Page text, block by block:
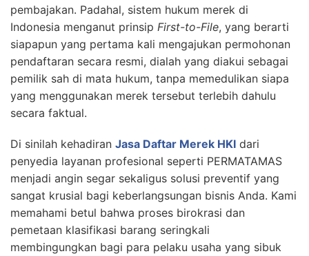
pembajakan. Padahal, sistem hukum merek di
Indonesia menganut prinsip First-to-File, yang berarti
siapapun yang pertama kali mengajukan permohonan
pendaftaran secara resmi, dialah yang diakui sebagai
pemilik sah di mata hukum, tanpa memedulikan siapa
yang menggunakan merek tersebut terlebih dahulu
secara faktual.
Di sinilah kehadiran Jasa Daftar Merek HKI dari
penyedia layanan profesional seperti PERMATAMAS
menjadi angin segar sekaligus solusi preventif yang
sangat krusial bagi keberlangsungan bisnis Anda. Kami
memahami betul bahwa proses birokrasi dan
pemetaan klasifikasi barang seringkali
membingungkan bagi para pelaku usaha yang sibuk